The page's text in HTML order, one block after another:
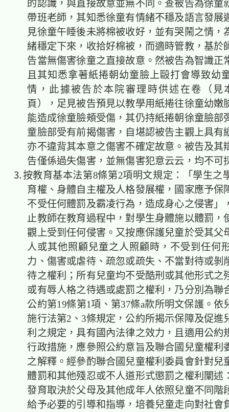
的認識，與直接故意並無不同。查被告為徐童
帶班老師，其知悉徐童有情緒不穩及語言發展
見徐童午睡後未將棉被收好，並有哭鬧之情，
緒穩定下來，收拾好棉被，而適時管教，基於
告當無傷害徐童之直接故意。然被告為智識正
且其知悉拿著紙捲朝幼童臉上毆打會導致幼
情，此據被告於本院審理時供述在卷（見
頁），足見被告預見以教學用紙捲往徐童幼嫩
能造成徐童臉頰受傷，其仍持紙捲朝徐童臉部
童臉部受有前揭傷害，自堪認被告主觀上具有
亦不違背其本意之傷害不確定故意。被告及其
告僅係過失傷害，並無傷害犯意云云，均不可
⒊按教育基本法第8條第2項明文規定：「學生之
育權、身體自主權及人格發展權，國家應予保
不受任何體罰及霸凌行為，造成身心之侵害」
止教師在教育過程中，對學生身體施以體罰，
觀上受到任何侵害。又按應保護兒童於受其父
人或其他照顧兒童之人照顧時，不受到任何
力、傷害或虐待、疏忽或疏失、不當對待或剝
待之權利；所有兒童均不受酷刑或其他形式之
或有辱人格之待遇或處罰之權利，乃分別為聯
公約第19條第1項、第37條a款所明文保護。依
施行法第2、3條規定，公約所揭示保障及促進
利之規定，具有國內法律之效力，且適用公約
行政措施，應參照公約意旨及聯合國兒童權利
之解釋。經參酌聯合國兒童權利委員會針對兒
體罰和其他殘忍或不人道形式懲罰之權利闡述
發育取決於父母及其他成年人依照兒童不同階
給予必要的引導和指導，培養兒童走向對社會